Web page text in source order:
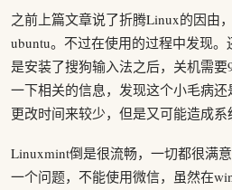
之前上篇文章说了折腾Linux的因由
ubuntu。不过在使用的过程中发现
是安装了搜狗输入法之后，关机需
一下相关的信息，发现这个小毛病
更改时间来较少，但是又可能造成系
Linuxmint倒是很流畅，一切都很满
一个问题，不能使用微信，虽然在